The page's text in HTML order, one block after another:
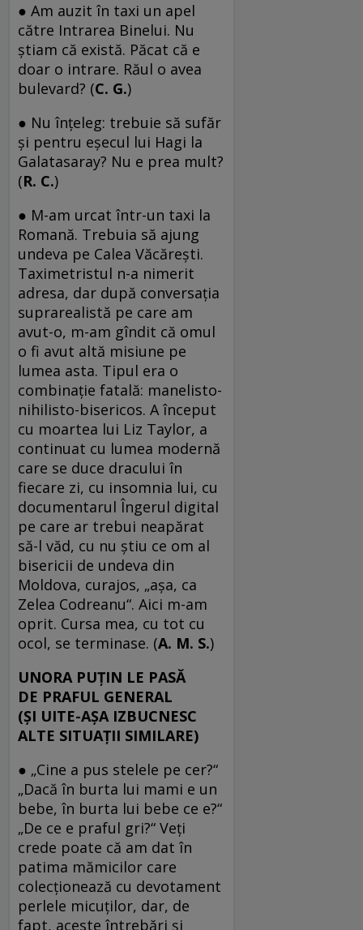
● Am auzit în taxi un apel
către Intrarea Binelui. Nu
ştiam că există. Păcat că e
doar o intrare. Răul o avea
bulevard? (C. G.)
● Nu înţeleg: trebuie să sufăr
şi pentru eşecul lui Hagi la
Galatasaray? Nu e prea mult?
(R. C.)
● M-am urcat într-un taxi la
Romană. Trebuia să ajung
undeva pe Calea Văcăreşti.
Taximetristul n-a nimerit
adresa, dar după conversaţia
suprarealistă pe care am
avut-o, m-am gîndit că omul
o fi avut altă misiune pe
lumea asta. Tipul era o
combinaţie fatală: manelisto-
nihilisto-bisericos. A început
cu moartea lui Liz Taylor, a
continuat cu lumea modernă
care se duce dracului în
fiecare zi, cu insomnia lui, cu
documentarul Îngerul digital
pe care ar trebui neapărat
să-l văd, cu nu ştiu ce om al
bisericii de undeva din
Moldova, curajos, „aşa, ca
Zelea Codreanu“. Aici m-am
oprit. Cursa mea, cu tot cu
ocol, se terminase. (A. M. S.)
UNORA PUŢIN LE PASĂ
DE PRAFUL GENERAL
(ŞI UITE-AŞA IZBUCNESC
ALTE SITUAŢII SIMILARE)
● „Cine a pus stelele pe cer?“
„Dacă în burta lui mami e un
bebe, în burta lui bebe ce e?“
„De ce e praful gri?“ Veţi
crede poate că am dat în
patima mămicilor care
colecţionează cu devotament
perlele micuţilor, dar, de
fapt, aceste întrebări şi